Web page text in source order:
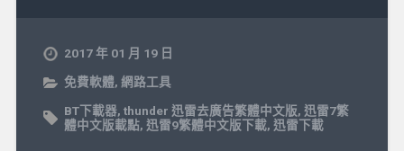
2017 年 01 月 19 日
免費軟體, 網路工具
BT下載器, thunder 迅雷去廣告繁體中文版, 迅雷7繁
體中文版載點, 迅雷9繁體中文版下載, 迅雷下載